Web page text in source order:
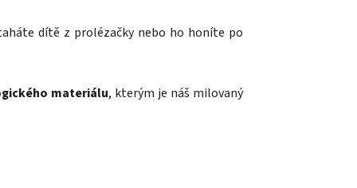
dítě z prolézačky nebo ho honíte po
materiálu, kterým je náš milovaný